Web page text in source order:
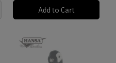
Add to Cart